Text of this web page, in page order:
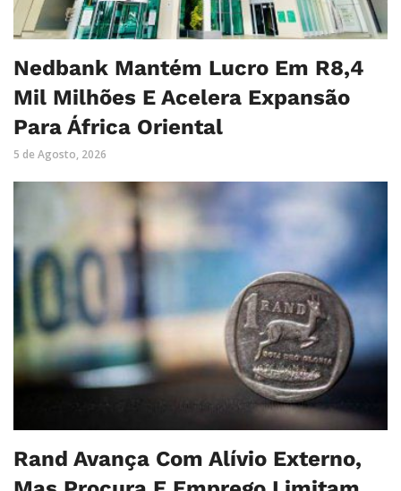
Nedbank Mantém Lucro Em R8,4
Mil Milhões E Acelera Expansão
Para África Oriental
5 de Agosto, 2026
Rand Avança Com Alívio Externo,